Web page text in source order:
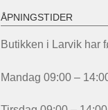
ÅPNINGSTIDER
Butikken i Larvik har
Mandag 09:00 –